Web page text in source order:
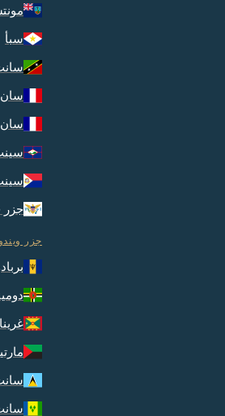
سبأ
سان
سان
جزر
جزر